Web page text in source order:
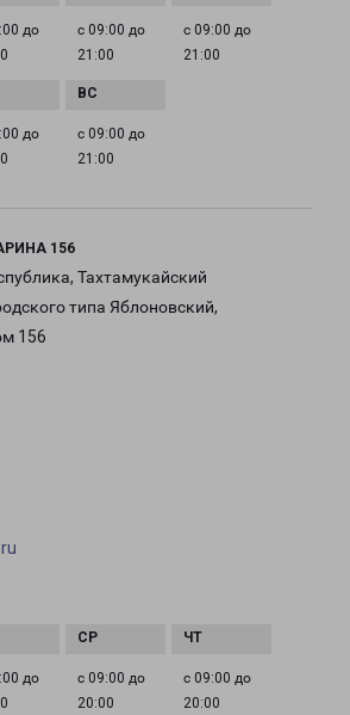
до
с 09:00 до
21:00
с 09:00 до
21:00
до
с 09:00 до
21:00
156
Тахтамукайский
типа Яблоновский,
156
до
с 09:00 до
20:00
с 09:00 до
20:00